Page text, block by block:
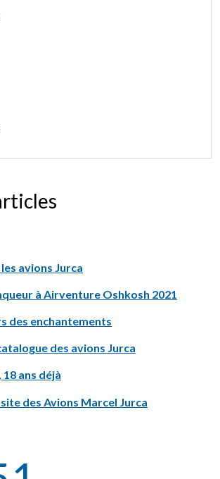
avions Jurca
à Airventure Oshkosh 2021
des enchantements
des avions Jurca
ans déjà
des Avions Marcel Jurca